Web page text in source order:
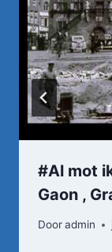
#Al mot
Gaon ,
Dooradmin